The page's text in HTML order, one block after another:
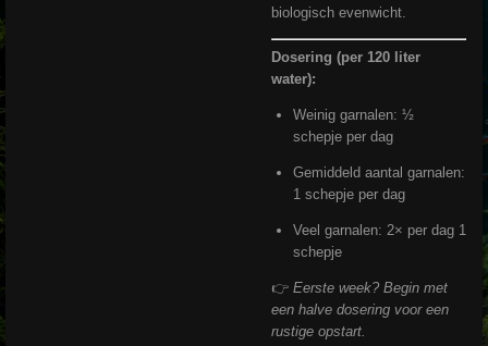
biologisch evenwicht.
Dosering (per 120 liter
water):
Weinig garnalen: ½
schepje per dag
Gemiddeld aantal garnalen:
1 schepje per dag
Veel garnalen: 2× per dag 1
schepje
👉 Eerste week? Begin met
een halve dosering voor een
rustige opstart.